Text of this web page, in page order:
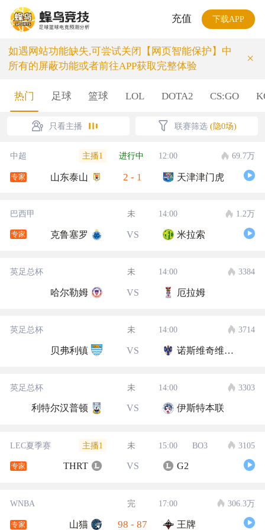
充值 下载APP
如遇网站功能缺失,可尝试关闭【网页智能保护】中
所有的屏蔽功能或者前往APP获取完整体验
×
热门 足球 篮球 LOL DOTA2 CS:GO
只看主播 联赛筛选 (隐0场)
中超 主播1 进行中 12:00 69.7万
专家 山东泰山 2 - 1 天津津门虎
巴西甲 未 14:00 1.2万
专家 克鲁塞罗 VS 米拉索
英足总杯 未 14:00 3384
哈尔勒姆 VS 厄拉姆
英足总杯 未 14:00 3714
贝弗利镇 VS 诺斯维奇维多利亚
英足总杯 未 14:00 3303
利特尔汉普顿 VS 伊斯特本联
LEC夏季赛 主播1 未 15:00 BO3 3105
专家 THRT VS G2
WNBA 完 17:00 306.3万
专家 山猫 98 - 87 王牌